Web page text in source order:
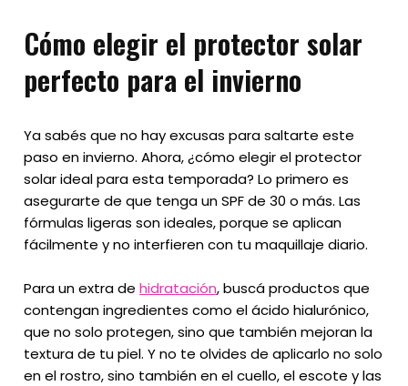
Cómo elegir el protector solar
perfecto para el invierno
Ya sabés que no hay excusas para saltarte este
paso en invierno. Ahora, ¿cómo elegir el protector
solar ideal para esta temporada? Lo primero es
asegurarte de que tenga un SPF de 30 o más. Las
fórmulas ligeras son ideales, porque se aplican
fácilmente y no interfieren con tu maquillaje diario.
Para un extra dehidratación, buscá productos que
contengan ingredientes como el ácido hialurónico,
que no solo protegen, sino que también mejoran la
textura de tu piel. Y no te olvides de aplicarlo no solo
en el rostro, sino también en el cuello, el escote y las